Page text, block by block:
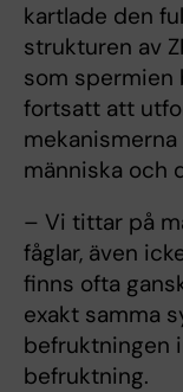
kartlade den
strukturen av
som spermien
fortsatt att
människa och
– Vi tittar på
fåglar, även
finns ofta
exakt samma
befruktningen
befruktning.